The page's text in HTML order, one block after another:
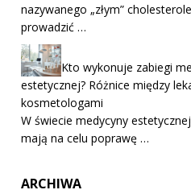
nazywanego „złym”
prowadzić …
Kto wykonuje zabiegi
estetycznej? Różnice między
kosmetologami
W świecie medycyny
mają na celu poprawę …
ARCHIWA